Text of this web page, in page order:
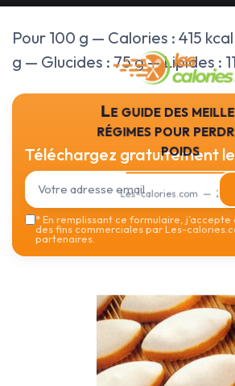
Pour 100 g — Calories : 415
g — Glucides : 75 g — Lipides :
Le guide des
régimes pour
poids
Les-calories.com —
Téléchargez gratuitement
*En remplissant ce formulaire,
des fins commerciales par Les-
partenaires.